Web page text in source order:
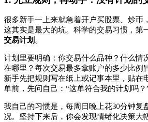
很多新手一上来就急着开户买股票、炒币
这其实是最大的坑。科学的交易习惯，第
交易计划 。
计划里要明确：你交易什么品种？什么情
在哪里？每次交易最多拿账户的多少比例
新手先把规则写在纸上或记事本里，贴在
单前，先问自己：“这单符合我的计划吗？
我自己的习惯是，每周日晚上花30分钟复
况。坚持下来后，你会发现情绪化决策大